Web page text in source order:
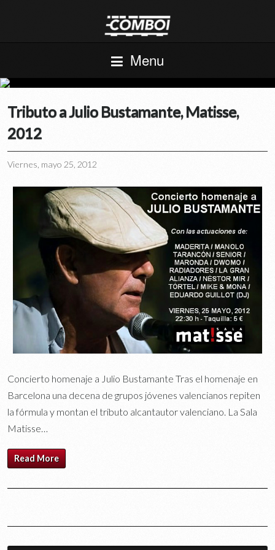
Menu
Tributo a Julio Bustamante, Matisse,
2012
Viernes, mayo 25, 2012
Concierto homenaje a Julio Bustamante Tras el homenaje en
Barcelona una decena de grupos jóvenes valencianos repiten
la fórmula y montan el tributo alcantautor valenciano. La Sala
Matisse…
Read More